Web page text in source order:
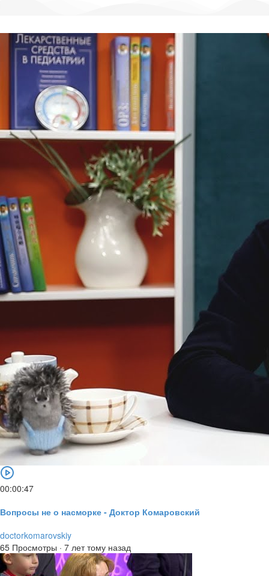
00:00:47
Вопросы не о насморке - Доктор Комаровский
doctorkomarovskiy
65 Просмотры · 7 лет тому назад